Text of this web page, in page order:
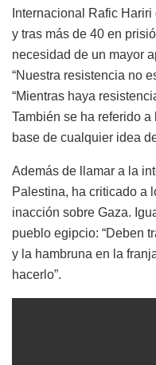
Internacional Rafic
y tras más de 40 en
necesidad de un mayor
“Nuestra resistencia no
“Mientras haya
También se ha referido
base de cualquier idea
Además de llamar a la
Palestina, ha criticado a
inacción sobre Gaza.
pueblo egipcio: “Deben
y la hambruna en la
hacerlo”.